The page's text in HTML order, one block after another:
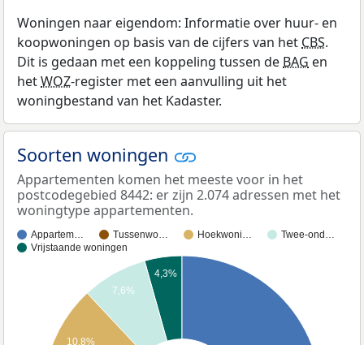
Woningen naar eigendom: Informatie over huur- en
koopwoningen op basis van de cijfers van het CBS.
Dit is gedaan met een koppeling tussen de BAG en
hetWOZ-register met een aanvulling uit het
woningbestand van het Kadaster.
Soorten woningen
Appartementen komen het meeste voor in het
postcodegebied 8442: er zijn 2.074 adressen met het
woningtype appartementen.
Appartem… Tussenwo… Hoekwoni…
Twee-ond…
Vrijstaande woningen
4,3%
7,6%
10,8%